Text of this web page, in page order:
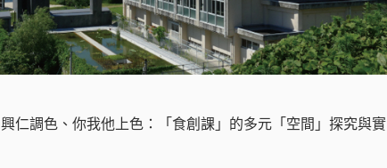
興仁調色、你我他上色：「食創課」的多元「空間」探究與實